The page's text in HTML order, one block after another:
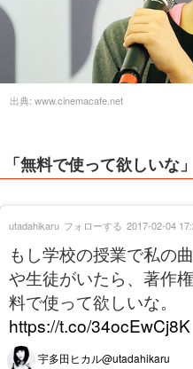
出典: www.cinemacafe.net
「無料で使って欲しいな」
もし学校の授業で私の
や生徒がいたら、著作
料で使って欲しいな。
https://t.co/34ocEwCj8K
宇多田ヒカル@utadahikaru
utadahikaru フォローする 2017-02-04